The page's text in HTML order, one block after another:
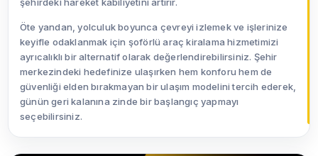
Öte yandan, yolculuk boyunca çevreyi izlemek ve işlerinize
keyifle odaklanmak için şoförlü araç kiralama hizmetimizi
ayrıcalıklı bir alternatif olarak değerlendirebilirsiniz. Şehir
merkezindeki hedefinize ulaşırken hem konforu hem de
güvenliği elden bırakmayan bir ulaşım modelini tercih ederek,
günün geri kalanına zinde bir başlangıç yapmayı
seçebilirsiniz.